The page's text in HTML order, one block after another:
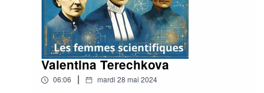
Valentina Terechkova
06:06 | mardi 28 mai 2024